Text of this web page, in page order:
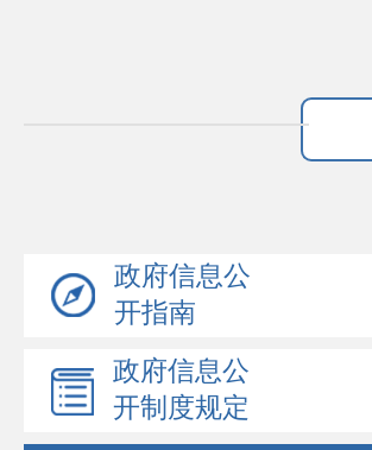
政府信息公
开指南
政府信息公
开制度规定